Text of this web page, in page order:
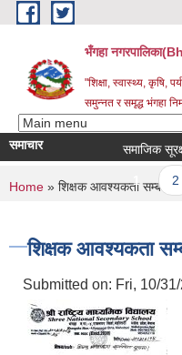
Skip to main content
भँगहा
"शिक्षा, स्वास्थ्य, कृषि,
समुन्नत र समृद्ध भंगहा
समाचार समाजिक
Pages
1 2
You are here
Home » शिक्षक आवश्यकता सम्बन्धी
शिक्षक आवश्यकता
Submitted on: Fri, 10/